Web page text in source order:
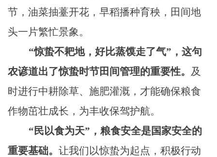
节，油菜抽薹开花，早稻播种育秧，田间地
头一片繁忙景象。
“惊蛰不耙地，好比蒸馍走了气”，这句
农谚道出了惊蛰时节田间管理的重要性。 及
时进行中耕除草、施肥灌溉，才能确保粮食
作物茁壮成长，为丰收保驾护航。
“民以食为天”，粮食安全是国家安全的
重要基础。 让我们以惊蛰为起点，积极行动